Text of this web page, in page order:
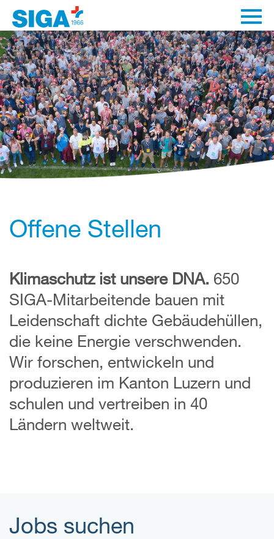
Offene Stellen
Klimaschutz ist unsere DNA. 650
SIGA-Mitarbeitende bauen mit
Leidenschaft dichte Gebäudehüllen,
die keine Energie verschwenden.
Wir forschen, entwickeln und
produzieren im Kanton Luzern und
schulen und vertreiben in 40
Ländern weltweit.
Jobs suchen